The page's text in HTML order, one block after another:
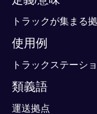
トラックが集まる
使用例
トラックステーシ
類義語
運送拠点